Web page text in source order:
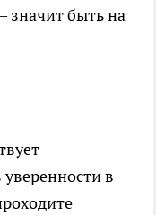
значит быть на
в